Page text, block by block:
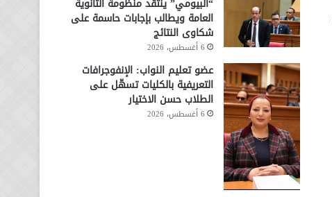
“البيومي” ينتقد منظومة الثانوية
العامة ويطالب بإجابات حاسمة على
شكاوى النتائج
6 أغسطس، 2026
عضو تعليم النواب: الإنفوجرافات
التعريفية بالكليات تسهّل على
الطلاب حسن الاختيار
6 أغسطس، 2026